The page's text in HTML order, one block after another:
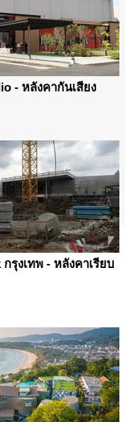
- หลังคากันเสียง
รุงเทพ - หลังคาเรียบ